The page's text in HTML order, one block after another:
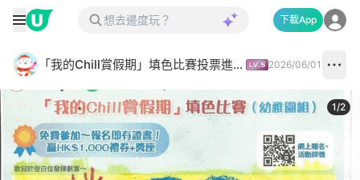
下載App
「我的Chill賞假期」填色比賽投票進行中✅ 2026/06/01
1/2